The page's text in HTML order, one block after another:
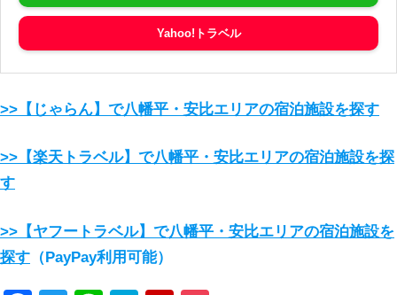
Yahoo!トラベル
>>【じゃらん】で八幡平・安比エリアの宿泊施設を探す
>>【楽天トラベル】で八幡平・安比エリアの宿泊施設を探
す
>>【ヤフートラベル】で八幡平・安比エリアの宿泊施設を
探す （PayPay利用可能）